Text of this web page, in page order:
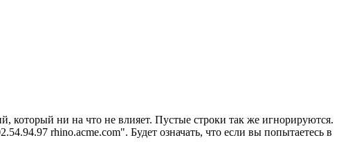
который ни на что не влияет. Пустые строки так же игнорируются.
rhino.acme.com". Будет означать, что если вы попытаетесь в